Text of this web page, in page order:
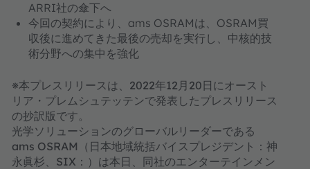
ARRI社の傘下へ
今回の契約により、ams OSRAMは、OSRAM買
収後に進めてきた最後の売却を実行し、中核的技
術分野への集中を強化
※本プレスリリースは、2022年12月20日にオースト
リア・プレムシュテッテンで発表したプレスリリース
の抄訳版です。
光学ソリューションのグローバルリーダーである
ams OSRAM（日本地域統括バイスプレジデント：神
永眞杉、SIX：）は本日、同社のエンターテインメン